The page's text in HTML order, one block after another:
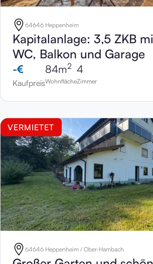
64646 Heppenheim
Kapitalanlage: 3,5 ZKB
WC, Balkon und Garage
-€
Kaufpreis
84m2
Wohnfläche
4
Zimmer
VERMIETET
64646 Heppenheim / Ober-Hambach